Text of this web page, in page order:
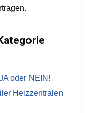
oder NEIN!
Heizzentralen